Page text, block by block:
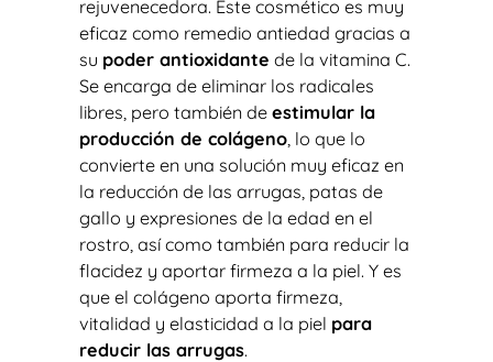
rejuvenecedora. Este cosmético es muy
eficaz como remedio antiedad gracias a
su poder antioxidante de la vitamina C.
Se encarga de eliminar los radicales
libres, pero también de estimular la
producción de colágeno , lo que lo
convierte en una solución muy eficaz en
la reducción de las arrugas, patas de
gallo y expresiones de la edad en el
rostro, así como también para reducir la
flacidez y aportar firmeza a la piel. Y es
que el colágeno aporta firmeza,
vitalidad y elasticidad a la piel para
reducir las arrugas.